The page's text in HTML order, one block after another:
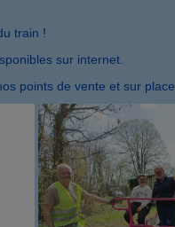
train !
sur internet.
points de vente et sur place